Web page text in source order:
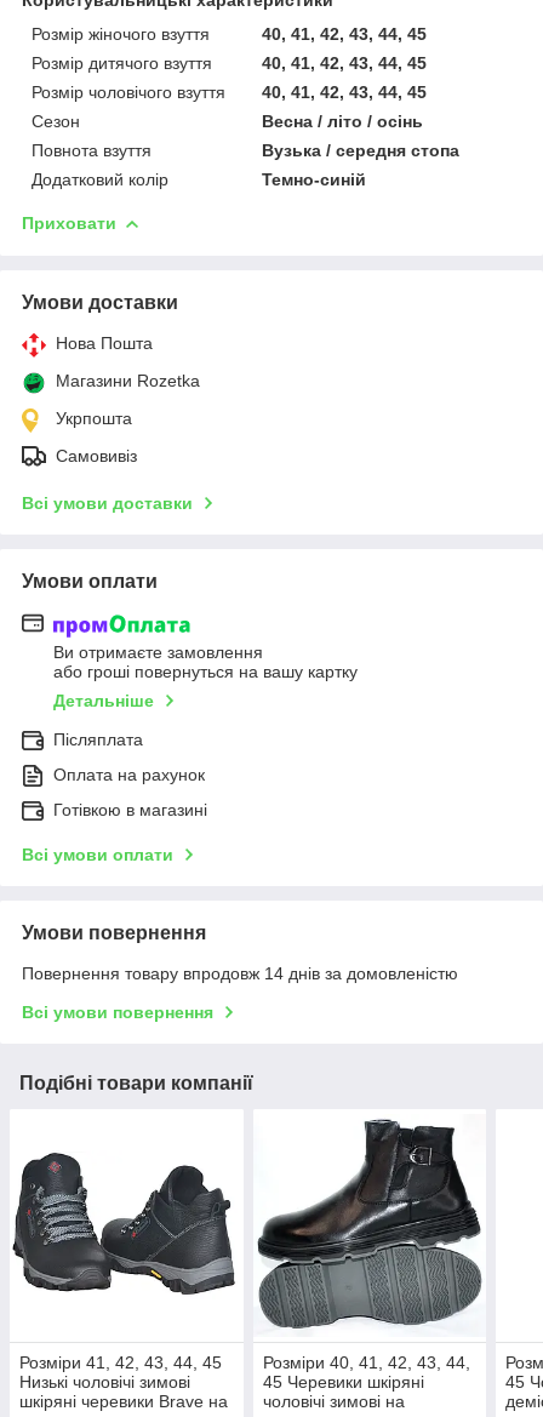
Розмір жіночого взуття
40, 41, 42, 43, 44, 45
Розмір дитячого взуття
40, 41, 42, 43, 44, 45
Розмір чоловічого взуття
40, 41, 42, 43, 44, 45
Сезон
Весна / літо / осінь
Повнота взуття
Вузька / середня стопа
Додатковий колір
Темно-синій
Приховати
Умови доставки
Нова Пошта
Магазини Rozetka
Укрпошта
Самовивіз
Всі умови доставки
Умови оплати
Ви отримаєте замовлення
або гроші повернуться на вашу картку
Детальніше
Післяплата
Оплата на рахунок
Готівкою в магазині
Всі умови оплати
Умови повернення
Повернення товару впродовж 14 днів за домовленістю
Всі умови повернення
Подібні товари компанії
Розміри 41, 42, 43, 44, 45
Низькі чоловічі зимові
шкіряні черевики Brave на
Розміри 40, 41, 42, 43, 44,
45 Черевики шкіряні
чоловічі зимові на
45